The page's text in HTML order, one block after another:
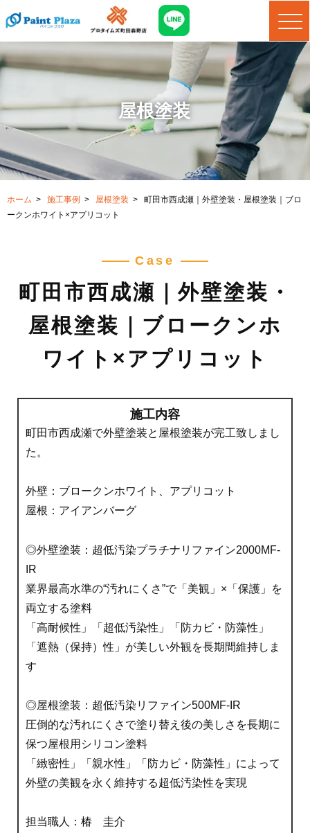
屋根塗装
ホーム > 施工事例 > 屋根塗装 > 町田市西成瀬｜外壁塗装・屋根塗装｜ブロ
ークンホワイト×アプリコット
Case
町田市西成瀬｜外壁塗装・
屋根塗装｜ブロークンホ
ワイト×アプリコット
施工内容
町田市西成瀬で外壁塗装と屋根塗装が完工致しまし
た。
外壁：ブロークンホワイト、アプリコット
屋根：アイアンバーグ
◎外壁塗装：超低汚染プラチナリファイン2000MF-
IR
業界最高水準の“汚れにくさ”で「美観」×「保護」を
両立する塗料
「高耐候性」「超低汚染性」「防カビ・防藻性」
「遮熱（保持）性」が美しい外観を長期間維持しま
す
◎屋根塗装：超低汚染リファイン500MF-IR
圧倒的な汚れにくさで塗り替え後の美しさを長期に
保つ屋根用シリコン塗料
「緻密性」「親水性」「防カビ・防藻性」によって
外壁の美観を永く維持する超低汚染性を実現
担当職人：椿 圭介